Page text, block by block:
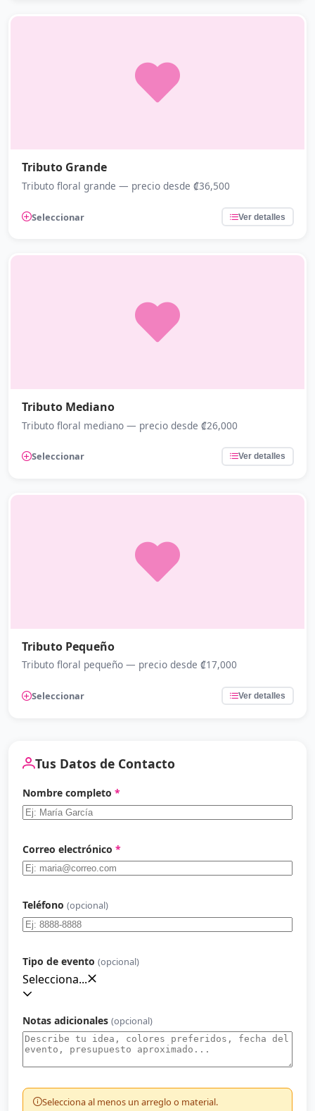
Tributo Grande
Tributo floral grande — precio desde ₡36,500
Seleccionar Ver detalles
Tributo Mediano
Tributo floral mediano — precio desde ₡26,000
Seleccionar Ver detalles
Tributo Pequeño
Tributo floral pequeño — precio desde ₡17,000
Seleccionar Ver detalles
Tus Datos de Contacto
Nombre completo *
Correo electrónico *
Teléfono (opcional)
Tipo de evento (opcional)
Selecciona...
Notas adicionales (opcional)
Selecciona al menos un arreglo o material.